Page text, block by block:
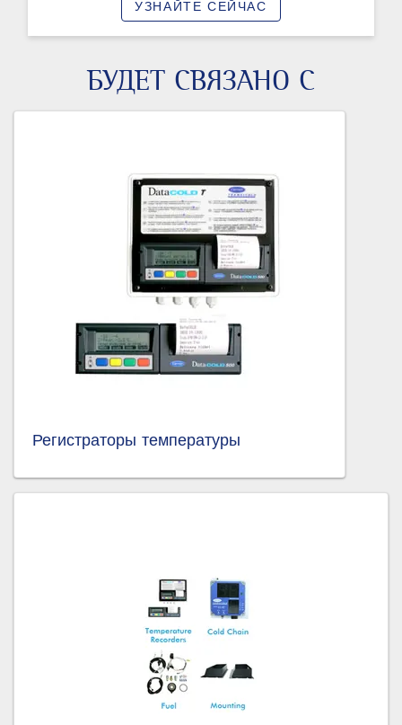
УЗНАЙТЕ СЕЙЧАС
БУДЕТ СВЯЗАНО С
Регистраторы температуры